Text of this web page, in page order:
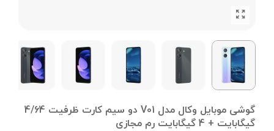
گوشی موبایل وکال مدل V01 دو سیم کارت ظرفیت 4/64
گیگابایت + 4 گیگابایت رم مجازی